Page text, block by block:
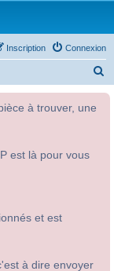
Connexion
Inscription
à trouver, une
est là pour vous
et est
à dire envoyer